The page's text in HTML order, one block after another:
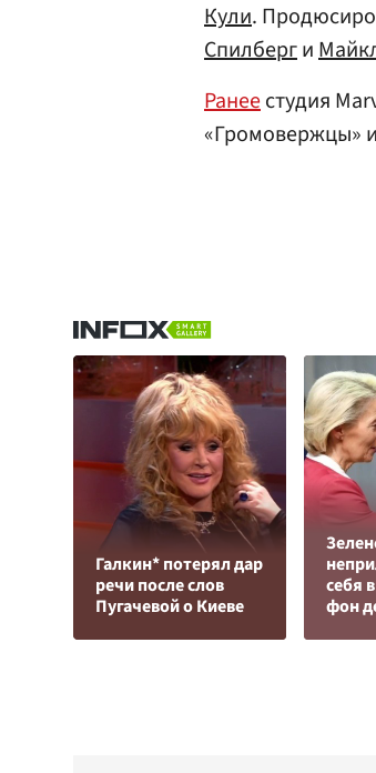
Кули.
Спилберги
Ранеестудия
«Громовержцы»
Галкин* потерял дар
речи после слов
Пугачевой о Киеве
cебя
фон